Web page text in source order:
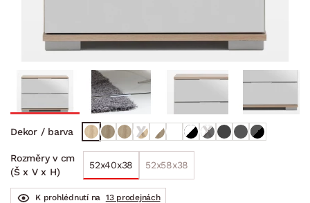
Dekor / barva
Rozměry v cm
(Š x V x H)
52x40x38 52x58x38
K prohlédnutí na 13 prodejnách